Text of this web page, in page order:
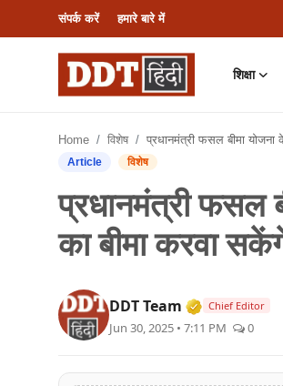
संपर्क करें हमारे बारे में
शिक्षा
हमारे बारे में
राजस्थान
Home विशेष प्रधानमंत्री फसल बीमा योजना के तहत खरीफ-2025 की
Article विशेष
प्रधानमंत्री फसल
का बीमा करवा
DDT Team Verified
Chief Editor
Jun 30, 2025 • 7:11 PM 0